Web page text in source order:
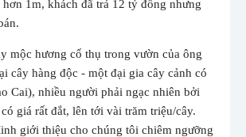
1m, khách đã trả 12 tỷ đồng nhưng
mộc hương cổ thụ trong vườn của ông
cây hàng độc - một đại gia cây cảnh có
Cai), nhiều người phải ngạc nhiên bởi
giá rất đắt, lên tới vài trăm triệu/cây.
giới thiệu cho chúng tôi chiêm ngưỡng